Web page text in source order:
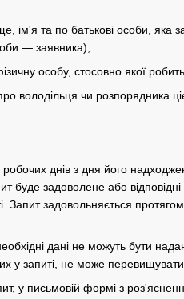
та по батькові особи, яка
— заявника);
особу, стосовно якої
володільця чи розпорядника
днів з дня його
задоволене або відповідні
Запит задовольняється
дані не можуть бути
у запиті, не може
у письмовій формі з